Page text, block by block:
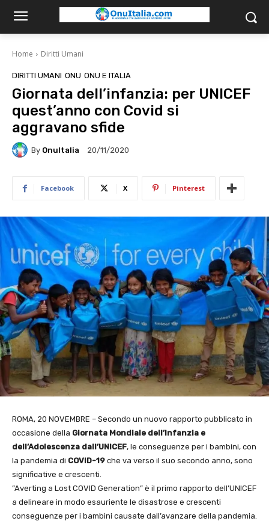
Home Diritti Umani
DIRITTI UMANI ONU ONU E ITALIA
Giornata dell’infanzia: per UNICEF
quest’anno con Covid si
aggravano sfide
By OnuItalia 20/11/2020
Facebook X Pinterest
ROMA, 20 NOVEMBRE – Secondo un nuovo rapporto pubblicato in
occasione della Giornata Mondiale dell’Infanzia e
dell’Adolescenza dall’UNICEF, le conseguenze per i bambini, con
la pandemia di COVID-19 che va verso il suo secondo anno, sono
significative e crescenti.
”Averting a Lost COVID Generation” è il primo rapporto dell’UNICEF
a delineare in modo esauriente le disastrose e crescenti
conseguenze per i bambini causate dall’avanzare della pandemia.